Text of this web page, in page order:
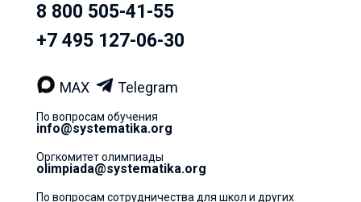
8 800 505-41-55
+7 495 127-06-30
MAX Telegram
По вопросам обучения
info@systematika.org
Оргкомитет олимпиады
olimpiada@systematika.org
По вопросам сотрудничества для школ и других